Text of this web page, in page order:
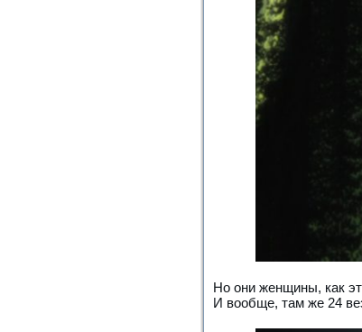
Но они женщины, как
И вообще, там же 24